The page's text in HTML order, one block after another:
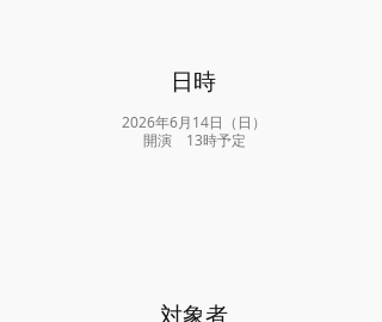
​日時
2026年6月14日（日）
​開演 13時予定
​対象者